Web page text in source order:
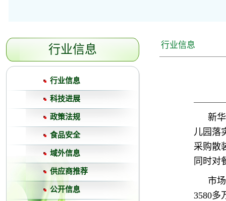
行业信息
行业信息
科技进展
政策法规
食品安全
域外信息
供应商推荐
公开信息
行业信息
新
儿园落
采购散
同时对
市
3580多